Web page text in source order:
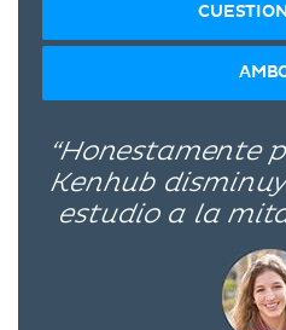
“Honestamente
Kenhub
estudio a la